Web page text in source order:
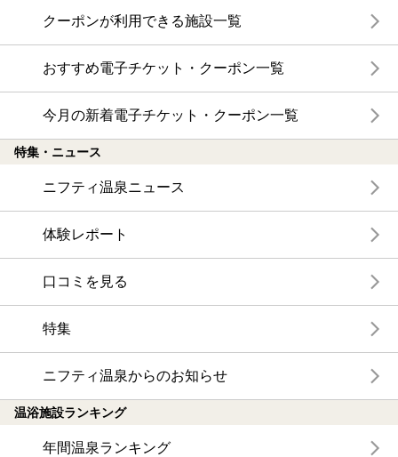
クーポンが利用できる施設一覧
おすすめ電子チケット・クーポン一覧
今月の新着電子チケット・クーポン一覧
特集・ニュース
ニフティ温泉ニュース
体験レポート
口コミを見る
特集
ニフティ温泉からのお知らせ
温浴施設ランキング
年間温泉ランキング